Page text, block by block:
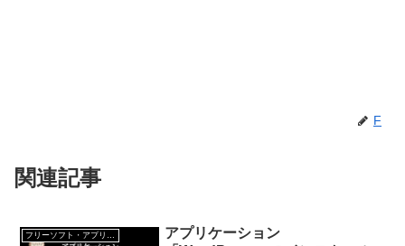
F
関連記事
フリーソフト・アプリ・Webサービス
アプリケーション